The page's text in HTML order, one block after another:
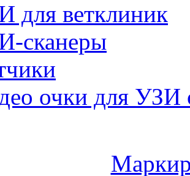
для ветклиник
сканеры
очки для УЗИ